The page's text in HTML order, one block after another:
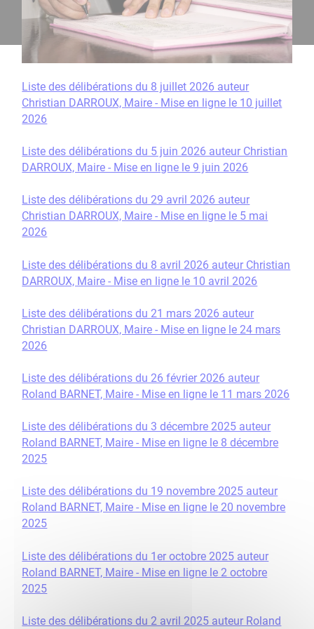
Liste des délibérations du 8 juillet 2026 auteur
Christian DARROUX, Maire - Mise en ligne le 10 juillet
2026
Liste des délibérations du 5 juin 2026 auteur Christian
DARROUX, Maire - Mise en ligne le 9 juin 2026
Liste des délibérations du 29 avril 2026 auteur
Christian DARROUX, Maire - Mise en ligne le 5 mai
2026
Liste des délibérations du 8 avril 2026 auteur Christian
DARROUX, Maire - Mise en ligne le 10 avril 2026
Liste des délibérations du 21 mars 2026 auteur
Christian DARROUX, Maire - Mise en ligne le 24 mars
2026
Liste des délibérations du 26 février 2026 auteur
Roland BARNET, Maire - Mise en ligne le 11 mars 2026
Liste des délibérations du 3 décembre 2025 auteur
Roland BARNET, Maire - Mise en ligne le 8 décembre
2025
Liste des délibérations du 19 novembre 2025 auteur
Roland BARNET, Maire - Mise en ligne le 20 novembre
2025
Liste des délibérations du 1er octobre 2025 auteur
Roland BARNET, Maire - Mise en ligne le 2 octobre
2025
Liste des délibérations du 2 avril 2025 auteur Roland